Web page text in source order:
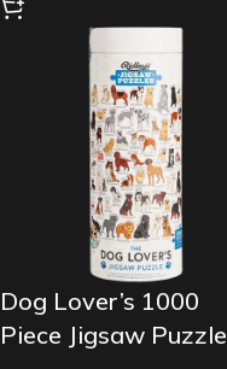
Dog Lover’s 1000
Piece Jigsaw Puzzle